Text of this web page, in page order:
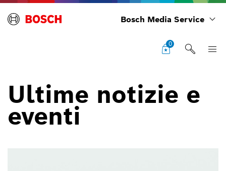
Bosch Media Service
0
Ultime notizie e
eventi